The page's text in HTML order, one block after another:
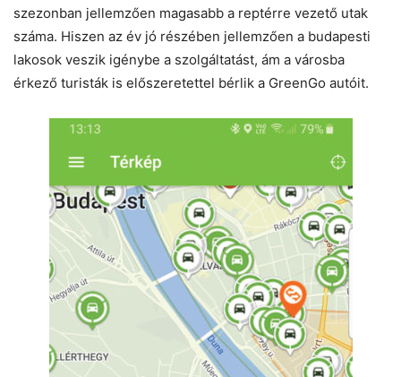
szezonban jellemzően magasabb a reptérre vezető utak
száma. Hiszen az év jó részében jellemzően a budapesti
lakosok veszik igénybe a szolgáltatást, ám a városba
érkező turisták is előszeretettel bérlik a GreenGo autóit.